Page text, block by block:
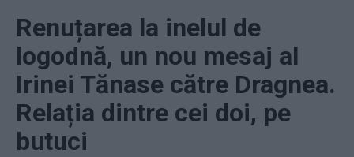
Renuțarea la inelul de
logodnă, un nou mesaj al
Irinei Tănase către Dragnea.
Relația dintre cei doi, pe
butuci